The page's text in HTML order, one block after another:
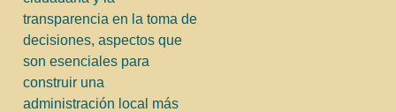
transparencia en la toma de
decisiones, aspectos que
son esenciales para
construir una
administración local más